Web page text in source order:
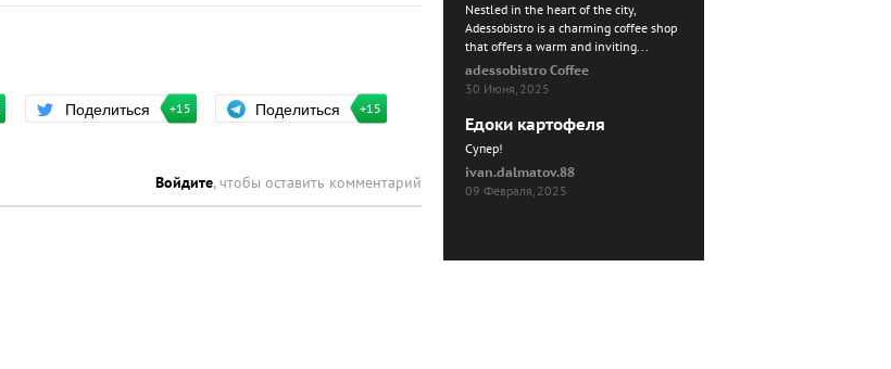
Поделиться +15 Поделиться +15
Войдите, чтобы оставить комментарий
Nestled in the heart of the city,
Adessobistro is a charming coffee shop
that offers a warm and inviting...
adessobistro Coffee
30 Июня, 2025
Едоки картофеля
Cупер!
ivan.dalmatov.88
09 Февраля, 2025